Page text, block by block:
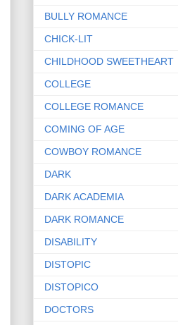
BULLY ROMANCE
CHICK-LIT
CHILDHOOD SWEETHEART
COLLEGE
COLLEGE ROMANCE
COMING OF AGE
COWBOY ROMANCE
DARK
DARK ACADEMIA
DARK ROMANCE
DISABILITY
DISTOPIC
DISTOPICO
DOCTORS